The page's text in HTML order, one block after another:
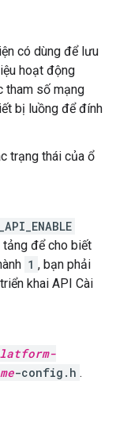
có dùng để lưu
hoạt động
tham số mạng
bị luồng để đính
trạng thái của ổ
tảng để cho biết
1 , bạn phải
khai API Cài
-config.h .